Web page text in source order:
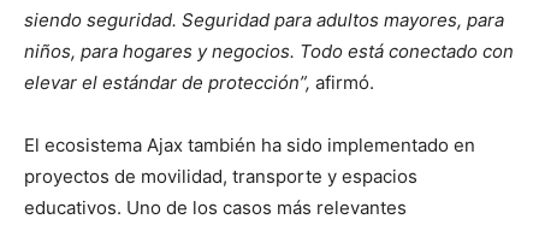
siendo seguridad. Seguridad para adultos mayores, para
niños, para hogares y negocios. Todo está conectado con
elevar el estándar de protección”, afirmó.
El ecosistema Ajax también ha sido implementado en
proyectos de movilidad, transporte y espacios
educativos. Uno de los casos más relevantes